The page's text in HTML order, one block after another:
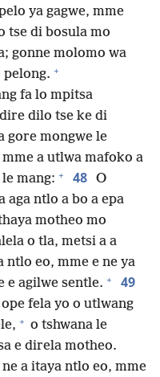
ya gagwe, mme
tse di bosula mo
gonne molomo wa
pelong. +
fa lo mpitsa
dire dilo tse ke di
gore mongwe le
a utlwa mafoko a
mang: + 48 O
aga ntlo a bo a epa
motheo mo
o tla, metsi a a
ntlo eo, mme e ne ya
e agilwe sentle. + 49
fela yo o utlwang
+ o tshwana le
e direla motheo.
a itaya ntlo eo, mme